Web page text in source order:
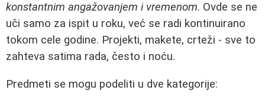
konstantnim angažovanjem i vremenom. Ovde se ne
uči samo za ispit u roku, već se radi kontinuirano
tokom cele godine. Projekti, makete, crteži - sve to
zahteva satima rada, često i noću.
Predmeti se mogu podeliti u dve kategorije: